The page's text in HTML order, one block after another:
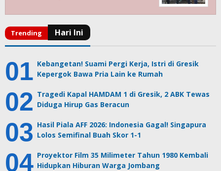
Kebangetan! Suami Pergi Kerja, Istri di Gresik
Kepergok Bawa Pria Lain ke Rumah
Tragedi Kapal HAMDAM 1 di Gresik, 2 ABK Tewas
Diduga Hirup Gas Beracun
Hasil Piala AFF 2026: Indonesia Gagal! Singapura
Lolos Semifinal Buah Skor 1-1
Proyektor Film 35 Milimeter Tahun 1980 Kembali
Hidupkan Hiburan Warga Jombang